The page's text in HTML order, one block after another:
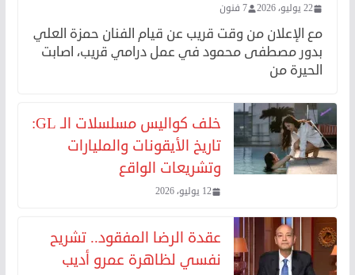
22 يوليو، 2026 7 فنون
مع الإعلان من وقت قريب عن قيام الفنان حمزة العلي
بدور مصطفى محمود في عمل درامي قريب، اصابت
الحيرة من
خلف كواليس مسلسلات الـ GL:
تاريخ الأيقونات والمليارات
وتشريعات الواقع
12 يوليو، 2026
عقدة الرضا المفقود.. تشريح
نفسي لظاهرة عمرو أديب